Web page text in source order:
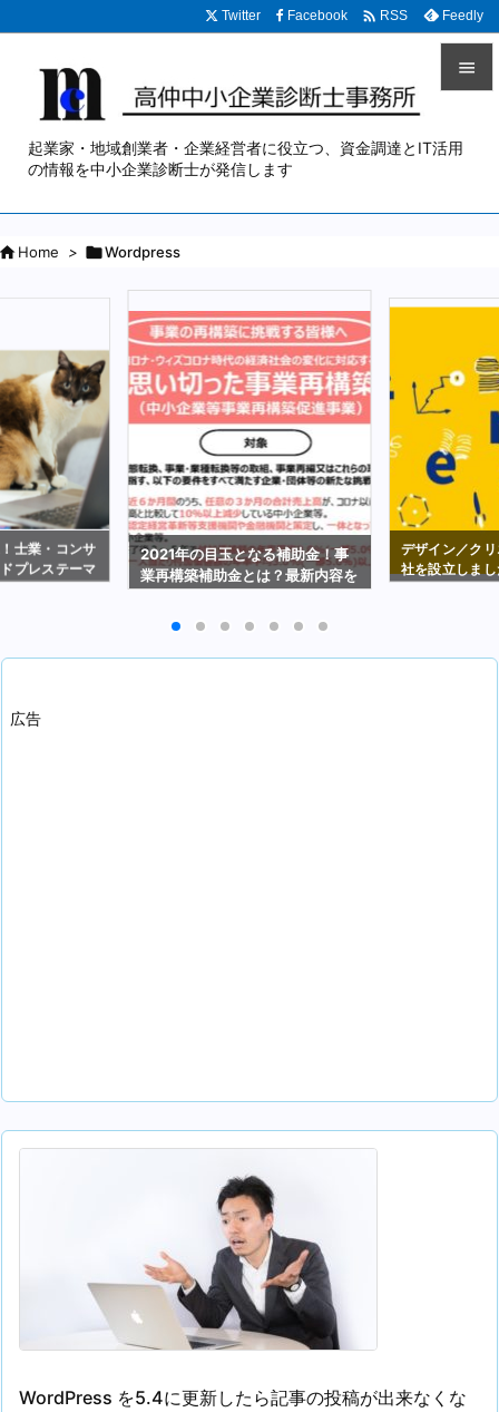
起業家・地域創業者・企業経営者に役立つ、資金調達とIT活用
の情報を中小企業診断士が発信します

次へ
検索
Twitter Facebook  RSS Feedly
Home > Wordpress
士業・コンサ
プレステーマ
2021年の目玉となる補助金！事
業再構築補助金とは？最新内容を
デザイン／ク
社を設立しま
広告
WordPress を5.4に更新したら記事の投稿が出来なくな